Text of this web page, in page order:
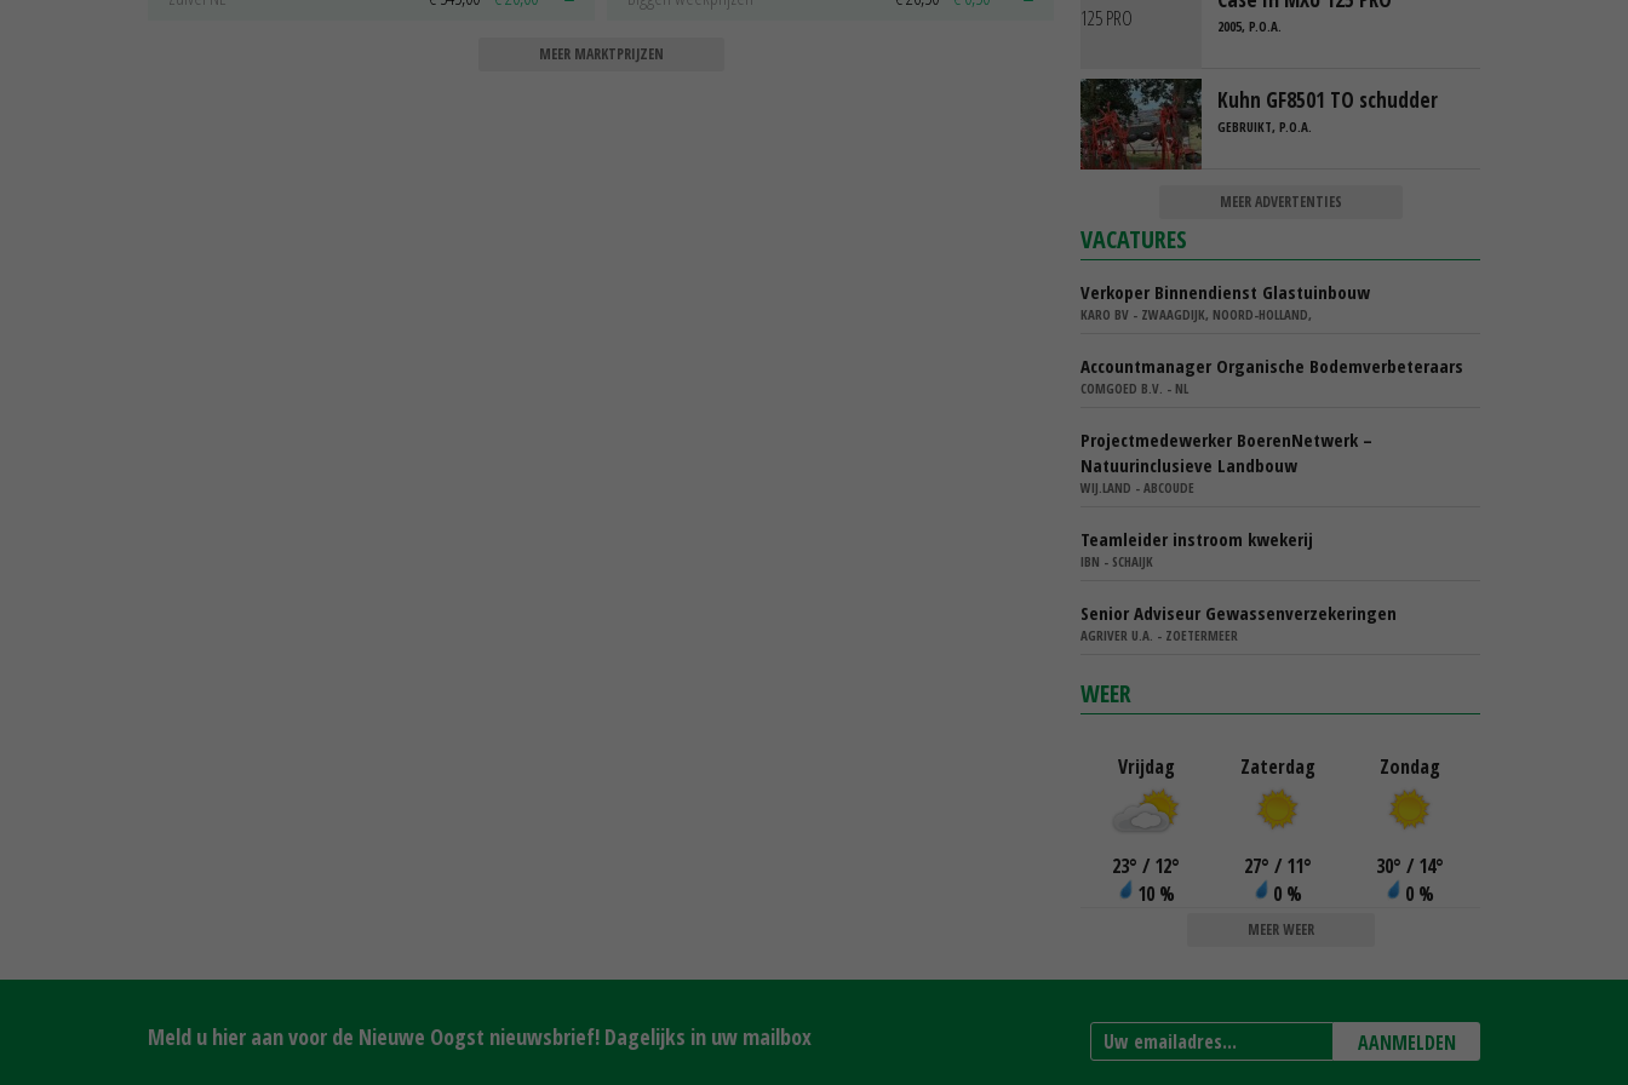
MEER MARKTPRIJZEN
2005, P.O.A.
Kuhn GF8501 TO schudder
GEBRUIKT, P.O.A.
MEER ADVERTENTIES
VACATURES
Verkoper Binnendienst Glastuinbouw
KARO BV - ZWAAGDIJK, NOORD-HOLLAND,
Accountmanager Organische Bodemverbeteraars
COMGOED B.V. - NL
Projectmedewerker BoerenNetwerk –
Natuurinclusieve Landbouw
WIJ.LAND - ABCOUDE
Teamleider instroom kwekerij
IBN - SCHAIJK
Senior Adviseur Gewassenverzekeringen
AGRIVER U.A. - ZOETERMEER
WEER
Vrijdag
23° / 12°
10 %
Zaterdag
27° / 11°
0 %
Zondag
30° / 14°
0 %
MEER WEER
Meld u hier aan voor de Nieuwe Oogst nieuwsbrief! Dagelijks in uw mailbox AANMELDEN